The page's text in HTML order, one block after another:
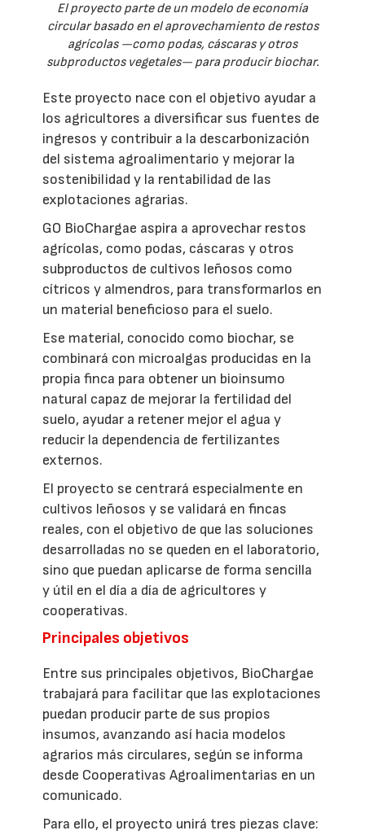
El proyecto parte de un modelo de economía
circular basado en el aprovechamiento de restos
agrícolas —como podas, cáscaras y otros
subproductos vegetales— para producir biochar.
Este proyecto nace con el objetivo ayudar a
los agricultores a diversificar sus fuentes de
ingresos y contribuir a la descarbonización
del sistema agroalimentario y mejorar la
sostenibilidad y la rentabilidad de las
explotaciones agrarias.
GO BioChargae aspira a aprovechar restos
agrícolas, como podas, cáscaras y otros
subproductos de cultivos leñosos como
cítricos y almendros, para transformarlos en
un material beneficioso para el suelo.
Ese material, conocido como biochar, se
combinará con microalgas producidas en la
propia finca para obtener un bioinsumo
natural capaz de mejorar la fertilidad del
suelo, ayudar a retener mejor el agua y
reducir la dependencia de fertilizantes
externos.
El proyecto se centrará especialmente en
cultivos leñosos y se validará en fincas
reales, con el objetivo de que las soluciones
desarrolladas no se queden en el laboratorio,
sino que puedan aplicarse de forma sencilla
y útil en el día a día de agricultores y
cooperativas.
Principales objetivos
Entre sus principales objetivos, BioChargae
trabajará para facilitar que las explotaciones
puedan producir parte de sus propios
insumos, avanzando así hacia modelos
agrarios más circulares, según se informa
desde Cooperativas Agroalimentarias en un
comunicado.
Para ello, el proyecto unirá tres piezas clave: